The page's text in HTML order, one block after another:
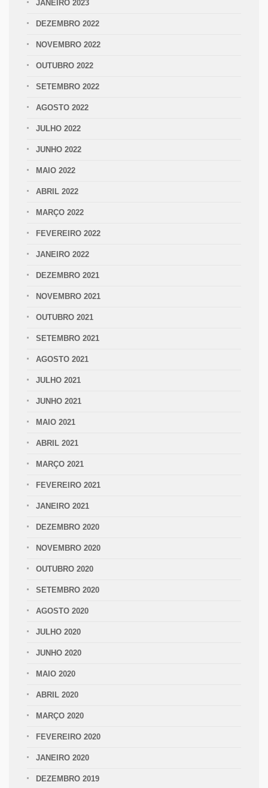
JANEIRO 2023
DEZEMBRO 2022
NOVEMBRO 2022
OUTUBRO 2022
SETEMBRO 2022
AGOSTO 2022
JULHO 2022
JUNHO 2022
MAIO 2022
ABRIL 2022
MARÇO 2022
FEVEREIRO 2022
JANEIRO 2022
DEZEMBRO 2021
NOVEMBRO 2021
OUTUBRO 2021
SETEMBRO 2021
AGOSTO 2021
JULHO 2021
JUNHO 2021
MAIO 2021
ABRIL 2021
MARÇO 2021
FEVEREIRO 2021
JANEIRO 2021
DEZEMBRO 2020
NOVEMBRO 2020
OUTUBRO 2020
SETEMBRO 2020
AGOSTO 2020
JULHO 2020
JUNHO 2020
MAIO 2020
ABRIL 2020
MARÇO 2020
FEVEREIRO 2020
JANEIRO 2020
DEZEMBRO 2019